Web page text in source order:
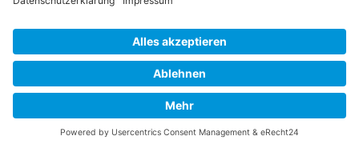
Gefällt Ihnen diese Website über die B-17 Flying
Fortress? Ich könnte Ihnen helfen, die Informationen
zu finden, die Sie suchen? Ich würde mich sehr
freuen, wenn Sie meine Arbeit jetzt mit
Meunterstützen!